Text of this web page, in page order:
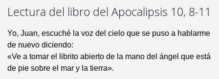
Lectura del libro del Apocalipsis 10, 8-11
Yo, Juan, escuché la voz del cielo que se puso a hablarme
de nuevo diciendo:
«Ve a tomar el librito abierto de la mano del ángel que está
de pie sobre el mar y la tierra».